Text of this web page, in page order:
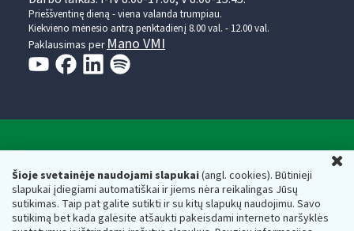
Šioje svetainėje naudojami slapukai(angl. cookies). Būtinieji
slapukai įdiegiami automatiškai ir jiems nėra reikalingas Jūsų
sutikimas. Taip pat galite sutikti ir su kitų slapukų naudojimu. Savo
sutikimą bet kada galėsite atšaukti pakeisdami interneto naršyklės
Prieššventinę dieną - viena valanda trumpiau.
Kiekvieno mėnesio antrą penktadienį 8.00 val. - 12.00 val.
Paklausimas per Mano VMI
Respublikos finansų ministerijos
Biudžetinė įstaiga. Juridinio asmens kodas — 188659752,
adresas: Vasario 16-osios g. 14, 01107 Vilnius, Lietuva, el.paštas:
vmi@vmi.lt, E. pristatymo dėžutės adresas 188659752